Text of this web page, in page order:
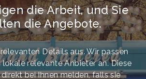
die Arbeit, und Sie
die Angebote.
Details aus. Wir passen
lokale relevante Anbieter an. Diese
bei Ihnen melden, falls sie